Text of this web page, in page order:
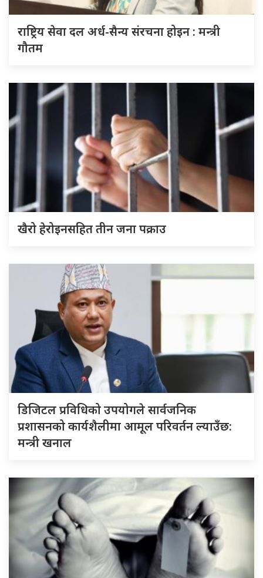
राष्ट्रिय सेवा दल अर्ध-सैन्य संरचना होइन : मन्त्री
गौतम
खैरो हेरोइनसहित तीन जना पक्राउ
डिजिटल प्रविधिको उपयोगले सार्वजनिक
प्रशासनको कार्यशैलीमा आमूल परिवर्तन ल्याउँछ:
मन्त्री खनाल